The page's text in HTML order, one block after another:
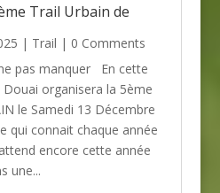
Trail Urbain de
| Trail | 0 Comments
pas manquer En cette
Douai organisera la 5ème
le Samedi 13 Décembre
qui connait chaque année
encore cette année
une...